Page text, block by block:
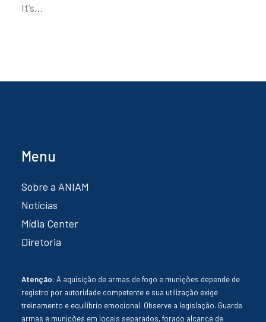
It’s…
Menu
Sobre a ANIAM
Notícias
Mídia Center
Diretoria
Atenção: A aquisição de armas de fogo e munições depende de
registro por autoridade competente e sua utilização exige
treinamento e equilíbrio emocional. Observe a legislação. Guarde
armas e munições em locais separados, forado alcance de